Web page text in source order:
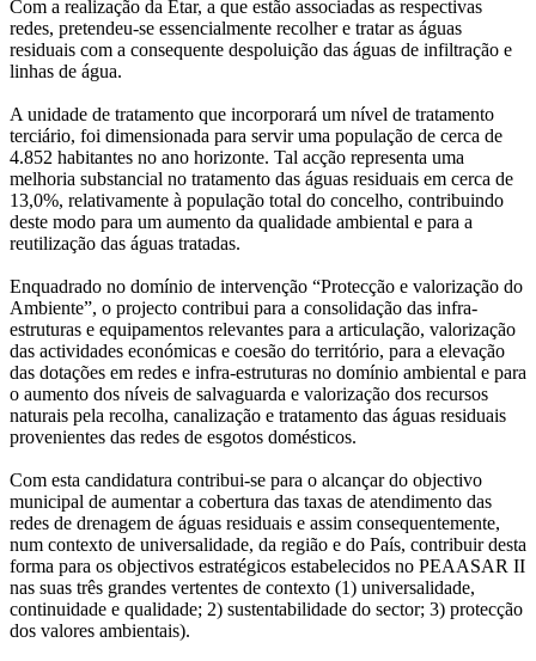
Com a realização da Etar, a que estão associadas as respectivas
redes, pretendeu-se essencialmente recolher e tratar as águas
residuais com a consequente despoluição das águas de infiltração e
linhas de água.
A unidade de tratamento que incorporará um nível de tratamento
terciário, foi dimensionada para servir uma população de cerca de
4.852 habitantes no ano horizonte. Tal acção representa uma
melhoria substancial no tratamento das águas residuais em cerca de
13,0%, relativamente à população total do concelho, contribuindo
deste modo para um aumento da qualidade ambiental e para a
reutilização das águas tratadas.
Enquadrado no domínio de intervenção “Protecção e valorização do
Ambiente”, o projecto contribui para a consolidação das infra-
estruturas e equipamentos relevantes para a articulação, valorização
das actividades económicas e coesão do território, para a elevação
das dotações em redes e infra-estruturas no domínio ambiental e para
o aumento dos níveis de salvaguarda e valorização dos recursos
naturais pela recolha, canalização e tratamento das águas residuais
provenientes das redes de esgotos domésticos.
Com esta candidatura contribui-se para o alcançar do objectivo
municipal de aumentar a cobertura das taxas de atendimento das
redes de drenagem de águas residuais e assim consequentemente,
num contexto de universalidade, da região e do País, contribuir desta
forma para os objectivos estratégicos estabelecidos no PEAASAR II
nas suas três grandes vertentes de contexto (1) universalidade,
continuidade e qualidade; 2) sustentabilidade do sector; 3) protecção
dos valores ambientais).